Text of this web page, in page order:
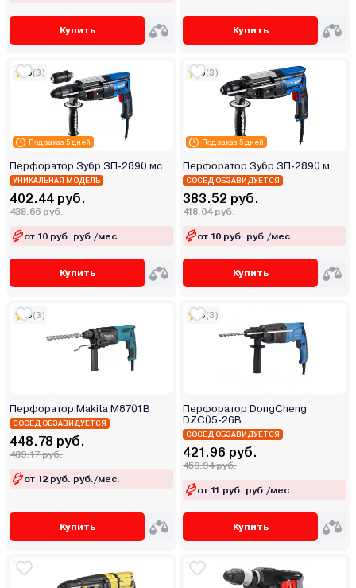
Купить Купить
Под заказ 5 дней
5(3)
Перфоратор Зубр ЗП-2890 мс
УНИКАЛЬНАЯ МОДЕЛЬ
402.44 руб.
438.66 руб.
от 10 руб. руб./мес.
Купить
Под заказ 5 дней
5(3)
Перфоратор Зубр ЗП-2890 м
СОСЕД ОБЗАВИДУЕТСЯ
383.52 руб.
418.04 руб.
от 10 руб. руб./мес.
Купить
5(3)
Перфоратор Makita M8701B
СОСЕД ОБЗАВИДУЕТСЯ
448.78 руб.
489.17 руб.
от 12 руб. руб./мес.
Купить
5(3)
Перфоратор DongCheng
DZC05-26B
СОСЕД ОБЗАВИДУЕТСЯ
421.96 руб.
459.94 руб.
от 11 руб. руб./мес.
Купить